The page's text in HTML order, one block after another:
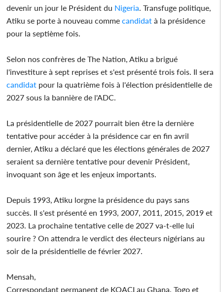
devenir un jour le Président du Nigeria . Transfuge politique,
Atiku se porte à nouveau comme candidat à la présidence
pour la septième fois.
Selon nos confrères de The Nation, Atiku a brigué
l'investiture à sept reprises et s'est présenté trois fois. Il sera
candidat pour la quatrième fois à l'élection présidentielle de
2027 sous la bannière de l'ADC.
La présidentielle de 2027 pourrait bien être la dernière
tentative pour accéder à la présidence car en fin avril
dernier, Atiku a déclaré que les élections générales de 2027
seraient sa dernière tentative pour devenir Président,
invoquant son âge et les enjeux importants.
Depuis 1993, Atiku lorgne la présidence du pays sans
succès. Il s'est présenté en 1993, 2007, 2011, 2015, 2019 et
2023. La prochaine tentative celle de 2027 va-t-elle lui
sourire ? On attendra le verdict des électeurs nigérians au
soir de la présidentielle de février 2027.
Mensah,
Correspondant permanent de KOACI au Ghana, Togo et